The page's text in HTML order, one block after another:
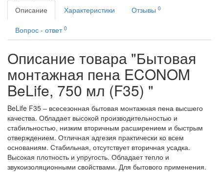
Описание
Характеристики Отзывы 0
Вопрос - ответ 0
Описание товара "Бытовая
монтажная пена ECONOM
BeLife, 750 мл (F35) "
BeLife F35 – всесезонная бытовая монтажная пена высшего
качества. Обладает высокой производительностью и
стабильностью, низким вторичным расширением и быстрым
отверждением. Отличная адгезия практически ко всем
основаниям. Стабильная, отсутствует вторичная усадка.
Высокая плотность и упругость. Обладает тепло и
звукоизоляционными свойствами. Для бытового применения.